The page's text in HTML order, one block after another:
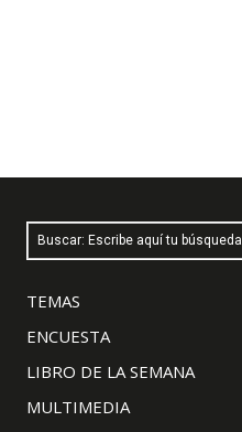
Buscar: Escribe aquí tu búsqueda
TEMAS
ENCUESTA
LIBRO DE LA SEMANA
MULTIMEDIA